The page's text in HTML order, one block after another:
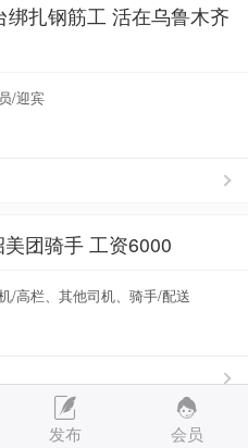
扎钢筋工 活在乌鲁木齐
/迎宾
团骑手 工资6000
/高栏、其他司机、骑手/配送
各区急招学生暑期短期
发布 会员